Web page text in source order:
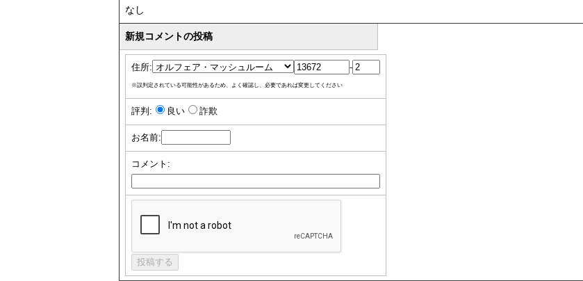
なし
新規コメントの投稿
住所: -
※誤判定されている可能性があるため、よく確認し、必要であれば変更してください
評判: 良い 詐欺
お名前:
コメント: